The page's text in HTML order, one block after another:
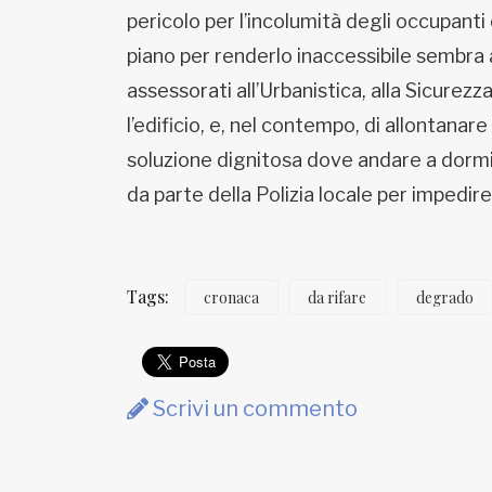
pericolo per l’incolumità degli
piano per renderlo inaccessibile
assessorati all’Urbanistica, alla
l’edificio, e, nel contempo, di
soluzione dignitosa dove andare a
da parte della Polizia locale per
Tags: cronaca da rifare degrado
Scrivi un commento